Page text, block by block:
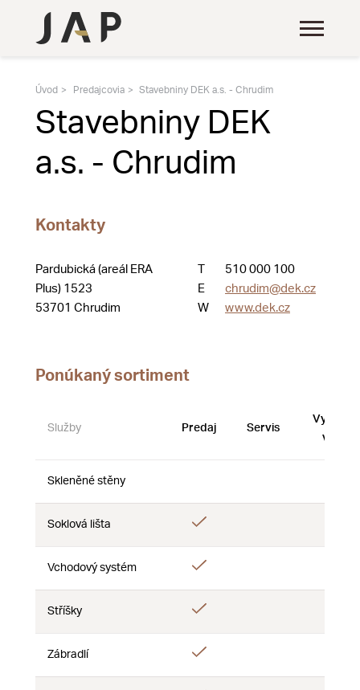
Úvod Predajcovia Stavebniny DEK a.s. - Chrudim
Stavebniny DEK
a.s. - Chrudim
Kontakty
Pardubická (areál ERA
Plus) 1523
53701 Chrudim
510 000 100
E
chrudim@dek.cz
W
www.dek.cz
Ponúkaný sortiment
Služby Predaj Servis
vzorky
Skleněné stěny
Soklová lišta Áno
Vchodový systém Áno
Stříšky Áno
Zábradlí Áno